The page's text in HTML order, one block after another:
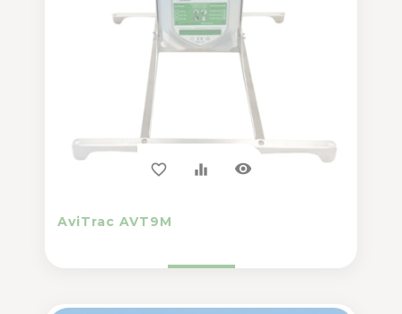
favorite_border equalizer visibility
AviTrac AVT9M